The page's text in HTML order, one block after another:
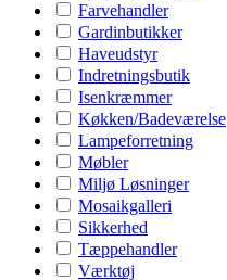
Farvehandler
Gardinbutikker
Haveudstyr
Indretningsbutik
Isenkræmmer
Køkken/Badeværelse
Lampeforretning
Møbler
Miljø Løsninger
Mosaikgalleri
Sikkerhed
Tæppehandler
Værktøj